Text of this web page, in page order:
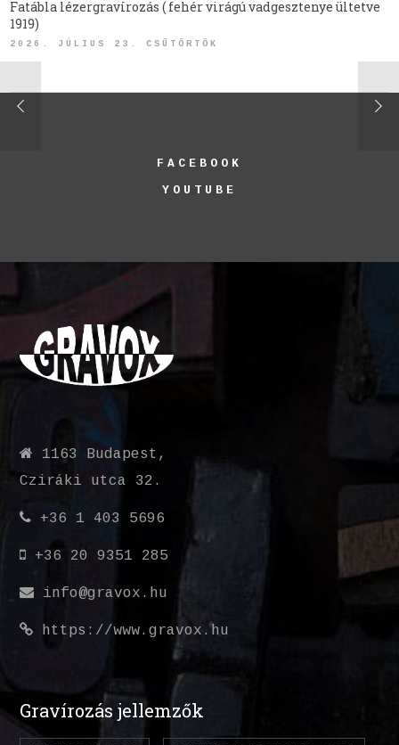
Fatábla lézergravírozás ( fehér virágú vadgesztenye ültetve
1919)
2026. JÚLIUS 23. CSÜTÖRTÖK
FACEBOOK
YOUTUBE
1163 Budapest,
Cziráki utca 32.
+36 1 403 5696
+36 20 9351 285
info@gravox.hu
https://www.gravox.hu
Gravírozás jellemzők